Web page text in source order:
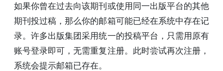
如果你曾在过去向该期刊或使用同一出版平台的其他
期刊投过稿，那么你的邮箱可能已经在系统中存在记
录。许多出版集团采用统一的投稿平台，只需用原有
账号登录即可，无需重复注册。此时尝试再次注册，
系统会提示邮箱已存在。